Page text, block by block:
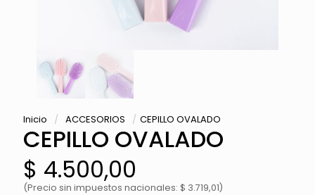
Inicio / ACCESORIOS / CEPILLO OVALADO
CEPILLO OVALADO
$ 4.500,00
(Precio sin impuestos nacionales: $ 3.719,01)